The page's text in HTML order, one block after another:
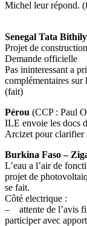
Michel leur répond.
Senegal Tata Bithily
Projet de
Demande officielle
Pas ininteressant a
complémentaires sur
(fait)
Pérou (CCP : Paul
ILE envoie les docs
Arcizet pour clarifier
Burkina Faso –
L’eau a l’air de
projet de
se fait.
Côté electrique :
– attente de l’avis
participer avec